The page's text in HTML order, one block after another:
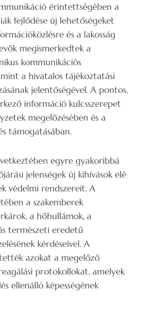
érintettségében a
fejlődése új lehetőségeket
és a lakosság
megismerkedtek a
kommunikációs
a hivatalos tájékoztatási
jelentőségével. A pontos,
információ kulcsszerepet
megelőzésében és a
támogatásában.
egyre gyakoribbá
jelenségek új kihívások elé
védelmi rendszereit. A
a szakemberek
a hőhullámok, a
természeti eredetű
kérdéseivel. A
azokat a megelőző
protokollokat, amelyek
ellenálló képességének